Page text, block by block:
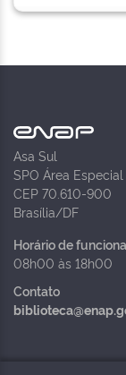
Asa Sul
SPO Área
CEP 70.610-900
Brasília/DF
Horário de
08h00 às 18h00
Contato